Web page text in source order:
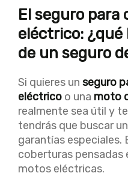
El seguro para
eléctrico:
de un seguro
Si quieres un seguro
eléctrico o una moto
realmente sea útil y
tendrás que buscar
garantías especiales.
coberturas pensadas
motos eléctricas.